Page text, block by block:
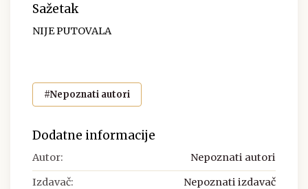
Sažetak
NIJE PUTOVALA
#Nepoznati autori
Dodatne informacije
Autor: Nepoznati autori
Izdavač: Nepoznati izdavač